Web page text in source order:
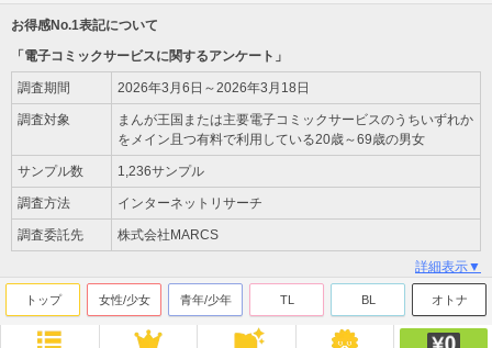
お得感No.1表記について
「電子コミックサービスに関するアンケート」
調査期間 2026年3月6日～2026年3月18日
調査対象
まんが王国または主要電子コミックサービスのうちいずれか
をメイン且つ有料で利用している20歳～69歳の男女
サンプル数 1,236サンプル
調査方法 インターネットリサーチ
調査委託先 株式会社MARCS
詳細表示▼
トップ 女性/少女 青年/少年 TL BL オトナ